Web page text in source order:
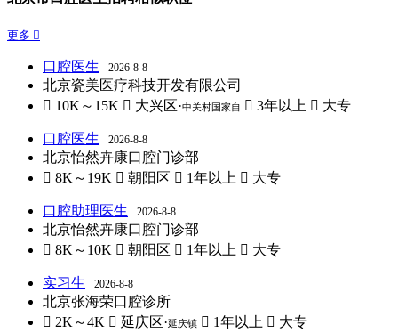
更多 
口腔医生 2026-8-8
北京瓷美医疗科技开发有限公司
 10K～15K  大兴区·中关村国家自  3年以上  大专
口腔医生 2026-8-8
北京怡然卉康口腔门诊部
 8K～19K  朝阳区  1年以上  大专
口腔助理医生 2026-8-8
北京怡然卉康口腔门诊部
 8K～10K  朝阳区  1年以上  大专
实习生 2026-8-8
北京张海荣口腔诊所
 2K～4K  延庆区·延庆镇  1年以上  大专